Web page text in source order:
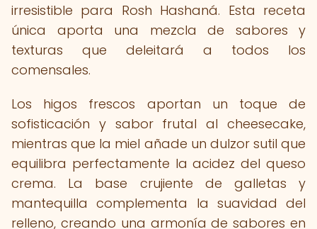
irresistible para Rosh Hashaná. Esta receta
única aporta una mezcla de sabores y
texturas que deleitará a todos los
comensales.
Los higos frescos aportan un toque de
sofisticación y sabor frutal al cheesecake,
mientras que la miel añade un dulzor sutil que
equilibra perfectamente la acidez del queso
crema. La base crujiente de galletas y
mantequilla complementa la suavidad del
relleno, creando una armonía de sabores en